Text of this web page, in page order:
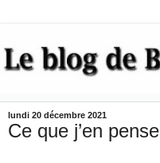
lundi 20 décembre 2021
Ce que j’en pense